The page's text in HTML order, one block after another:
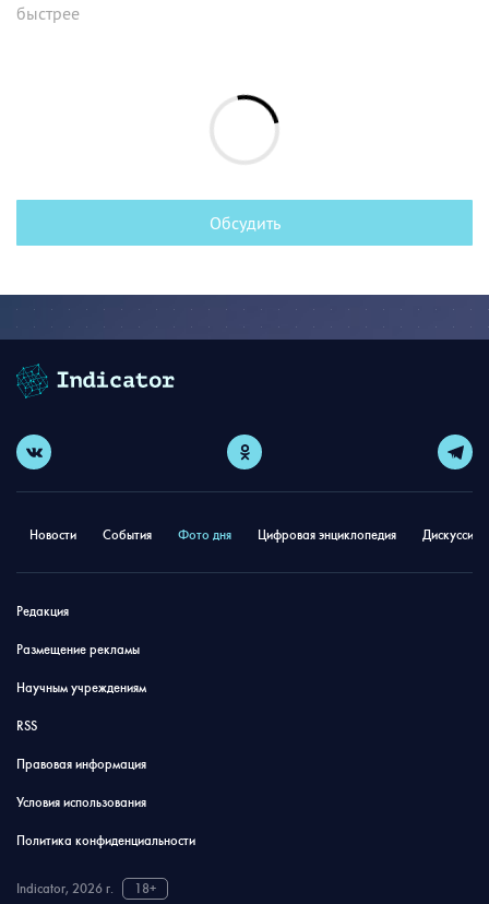
быстрее
Обсудить
Новости События Фото дня Цифровая энциклопедия
Редакция
Размещение рекламы
Научным учреждениям
RSS
Правовая информация
Условия использования
Политика конфиденциальности
Indicator, 2026 г. 18+